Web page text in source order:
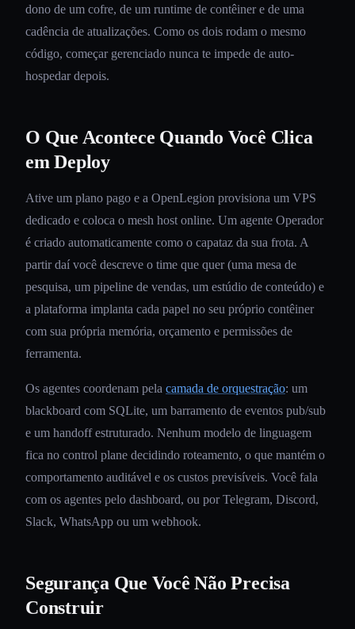
dono de um cofre, de um runtime de contêiner e de uma
cadência de atualizações. Como os dois rodam o mesmo
código, começar gerenciado nunca te impede de auto-
hospedar depois.
O Que Acontece Quando Você Clica
em Deploy
Ative um plano pago e a OpenLegion provisiona um VPS
dedicado e coloca o mesh host online. Um agente Operador
é criado automaticamente como o capataz da sua frota. A
partir daí você descreve o time que quer (uma mesa de
pesquisa, um pipeline de vendas, um estúdio de conteúdo) e
a plataforma implanta cada papel no seu próprio contêiner
com sua própria memória, orçamento e permissões de
ferramenta.
Os agentes coordenam pela camada de orquestração: um
blackboard com SQLite, um barramento de eventos pub/sub
e um handoff estruturado. Nenhum modelo de linguagem
fica no control plane decidindo roteamento, o que mantém o
comportamento auditável e os custos previsíveis. Você fala
com os agentes pelo dashboard, ou por Telegram, Discord,
Slack, WhatsApp ou um webhook.
Segurança Que Você Não Precisa
Construir